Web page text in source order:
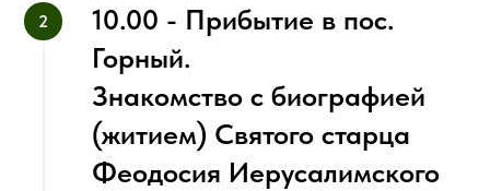
10.00 - Прибытие в пос.
Горный.
Знакомство с биографией
(житием) Святого старца
Феодосия Иерусалимского